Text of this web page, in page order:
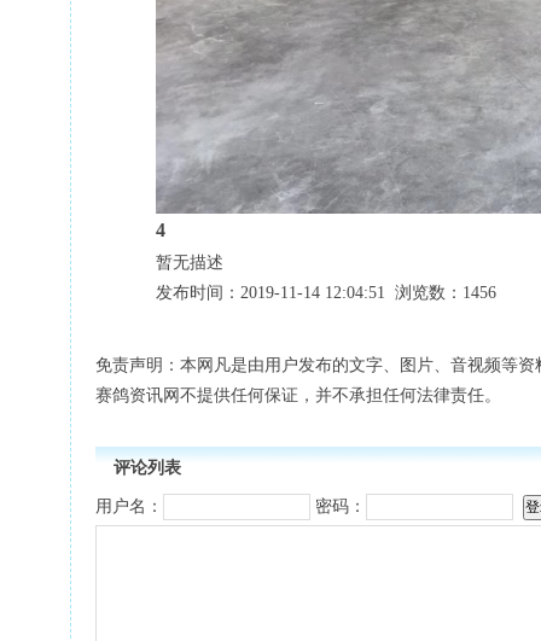
4
暂无描述
发布时间：2019-11-14 12:04:51 浏览数：1456
免责声明：本网凡是由用户发布的文字、图片、音视频等
赛鸽资讯网不提供任何保证，并不承担任何法律责任。
评论列表
用户名： 密码：